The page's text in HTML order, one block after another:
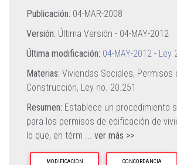
Publicación: 04-MAR-2008
Versión: Última Versión - 04-MAY-2012
Última modificación: 04-MAY-2012 - Ley
Materias: Viviendas Sociales, Permisos
Construcción, Ley no. 20.251
Resumen: Establece un procedimiento
para los permisos de edificación de
lo que, en térm ... ver más >>
MODIFICACION CONCORDANCIA